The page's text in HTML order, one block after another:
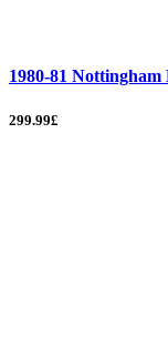
1980-81 Nottingham
299.99£